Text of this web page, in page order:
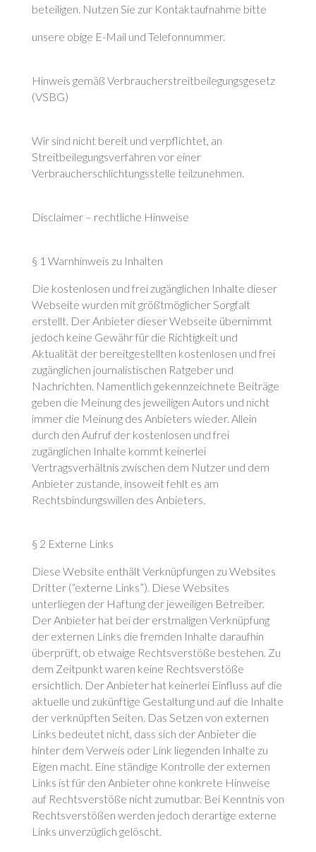
beteiligen. Nutzen Sie zur Kontaktaufnahme bitte
unsere obige E-Mail und Telefonnummer.
Hinweis gemäß Verbraucherstreitbeilegungsgesetz
(VSBG)
Wir sind nicht bereit und verpflichtet, an
Streitbeilegungsverfahren vor einer
Verbraucherschlichtungsstelle teilzunehmen.
Disclaimer – rechtliche Hinweise
§ 1 Warnhinweis zu Inhalten
Die kostenlosen und frei zugänglichen Inhalte dieser
Webseite wurden mit größtmöglicher Sorgfalt
erstellt. Der Anbieter dieser Webseite übernimmt
jedoch keine Gewähr für die Richtigkeit und
Aktualität der bereitgestellten kostenlosen und frei
zugänglichen journalistischen Ratgeber und
Nachrichten. Namentlich gekennzeichnete Beiträge
geben die Meinung des jeweiligen Autors und nicht
immer die Meinung des Anbieters wieder. Allein
durch den Aufruf der kostenlosen und frei
zugänglichen Inhalte kommt keinerlei
Vertragsverhältnis zwischen dem Nutzer und dem
Anbieter zustande, insoweit fehlt es am
Rechtsbindungswillen des Anbieters.
§ 2 Externe Links
Diese Website enthält Verknüpfungen zu Websites
Dritter (“externe Links”). Diese Websites
unterliegen der Haftung der jeweiligen Betreiber.
Der Anbieter hat bei der erstmaligen Verknüpfung
der externen Links die fremden Inhalte daraufhin
überprüft, ob etwaige Rechtsverstöße bestehen. Zu
dem Zeitpunkt waren keine Rechtsverstöße
ersichtlich. Der Anbieter hat keinerlei Einfluss auf die
aktuelle und zukünftige Gestaltung und auf die Inhalte
der verknüpften Seiten. Das Setzen von externen
Links bedeutet nicht, dass sich der Anbieter die
hinter dem Verweis oder Link liegenden Inhalte zu
Eigen macht. Eine ständige Kontrolle der externen
Links ist für den Anbieter ohne konkrete Hinweise
auf Rechtsverstöße nicht zumutbar. Bei Kenntnis von
Rechtsverstößen werden jedoch derartige externe
Links unverzüglich gelöscht.